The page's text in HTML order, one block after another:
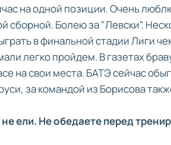
на одной позиции. Очень
сборной. Болею за "Левски".
в финальной стадии Лиги
легко пройдем. В газетах
на свои места. БАТЭ сейчас
за командой из Борисова
ели. Не обедаете перед